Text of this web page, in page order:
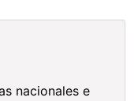
nacionales e